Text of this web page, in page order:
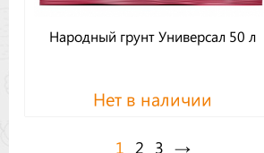
Народный грунт Универсал 50 л
Нет в наличии
1 2 3 →